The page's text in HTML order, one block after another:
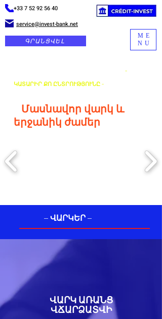
+33 7 52 92 56 40
service@invest-bank.net
ԳՐԱՆՑՎԵԼ
ME
NU
-
ԿԱՏԱՐԻՐ ՔՈ ԸՆՏՐՈՒԹՅՈՒՆԸ -
Մասնավոր վարկ և
երջանիկ ժամեր
– ՎԱՐԿԵՐ –
ՎԱՐԿ ԱՌԱՆՑ
ՎՃԱՐՁԱՏՎԻ